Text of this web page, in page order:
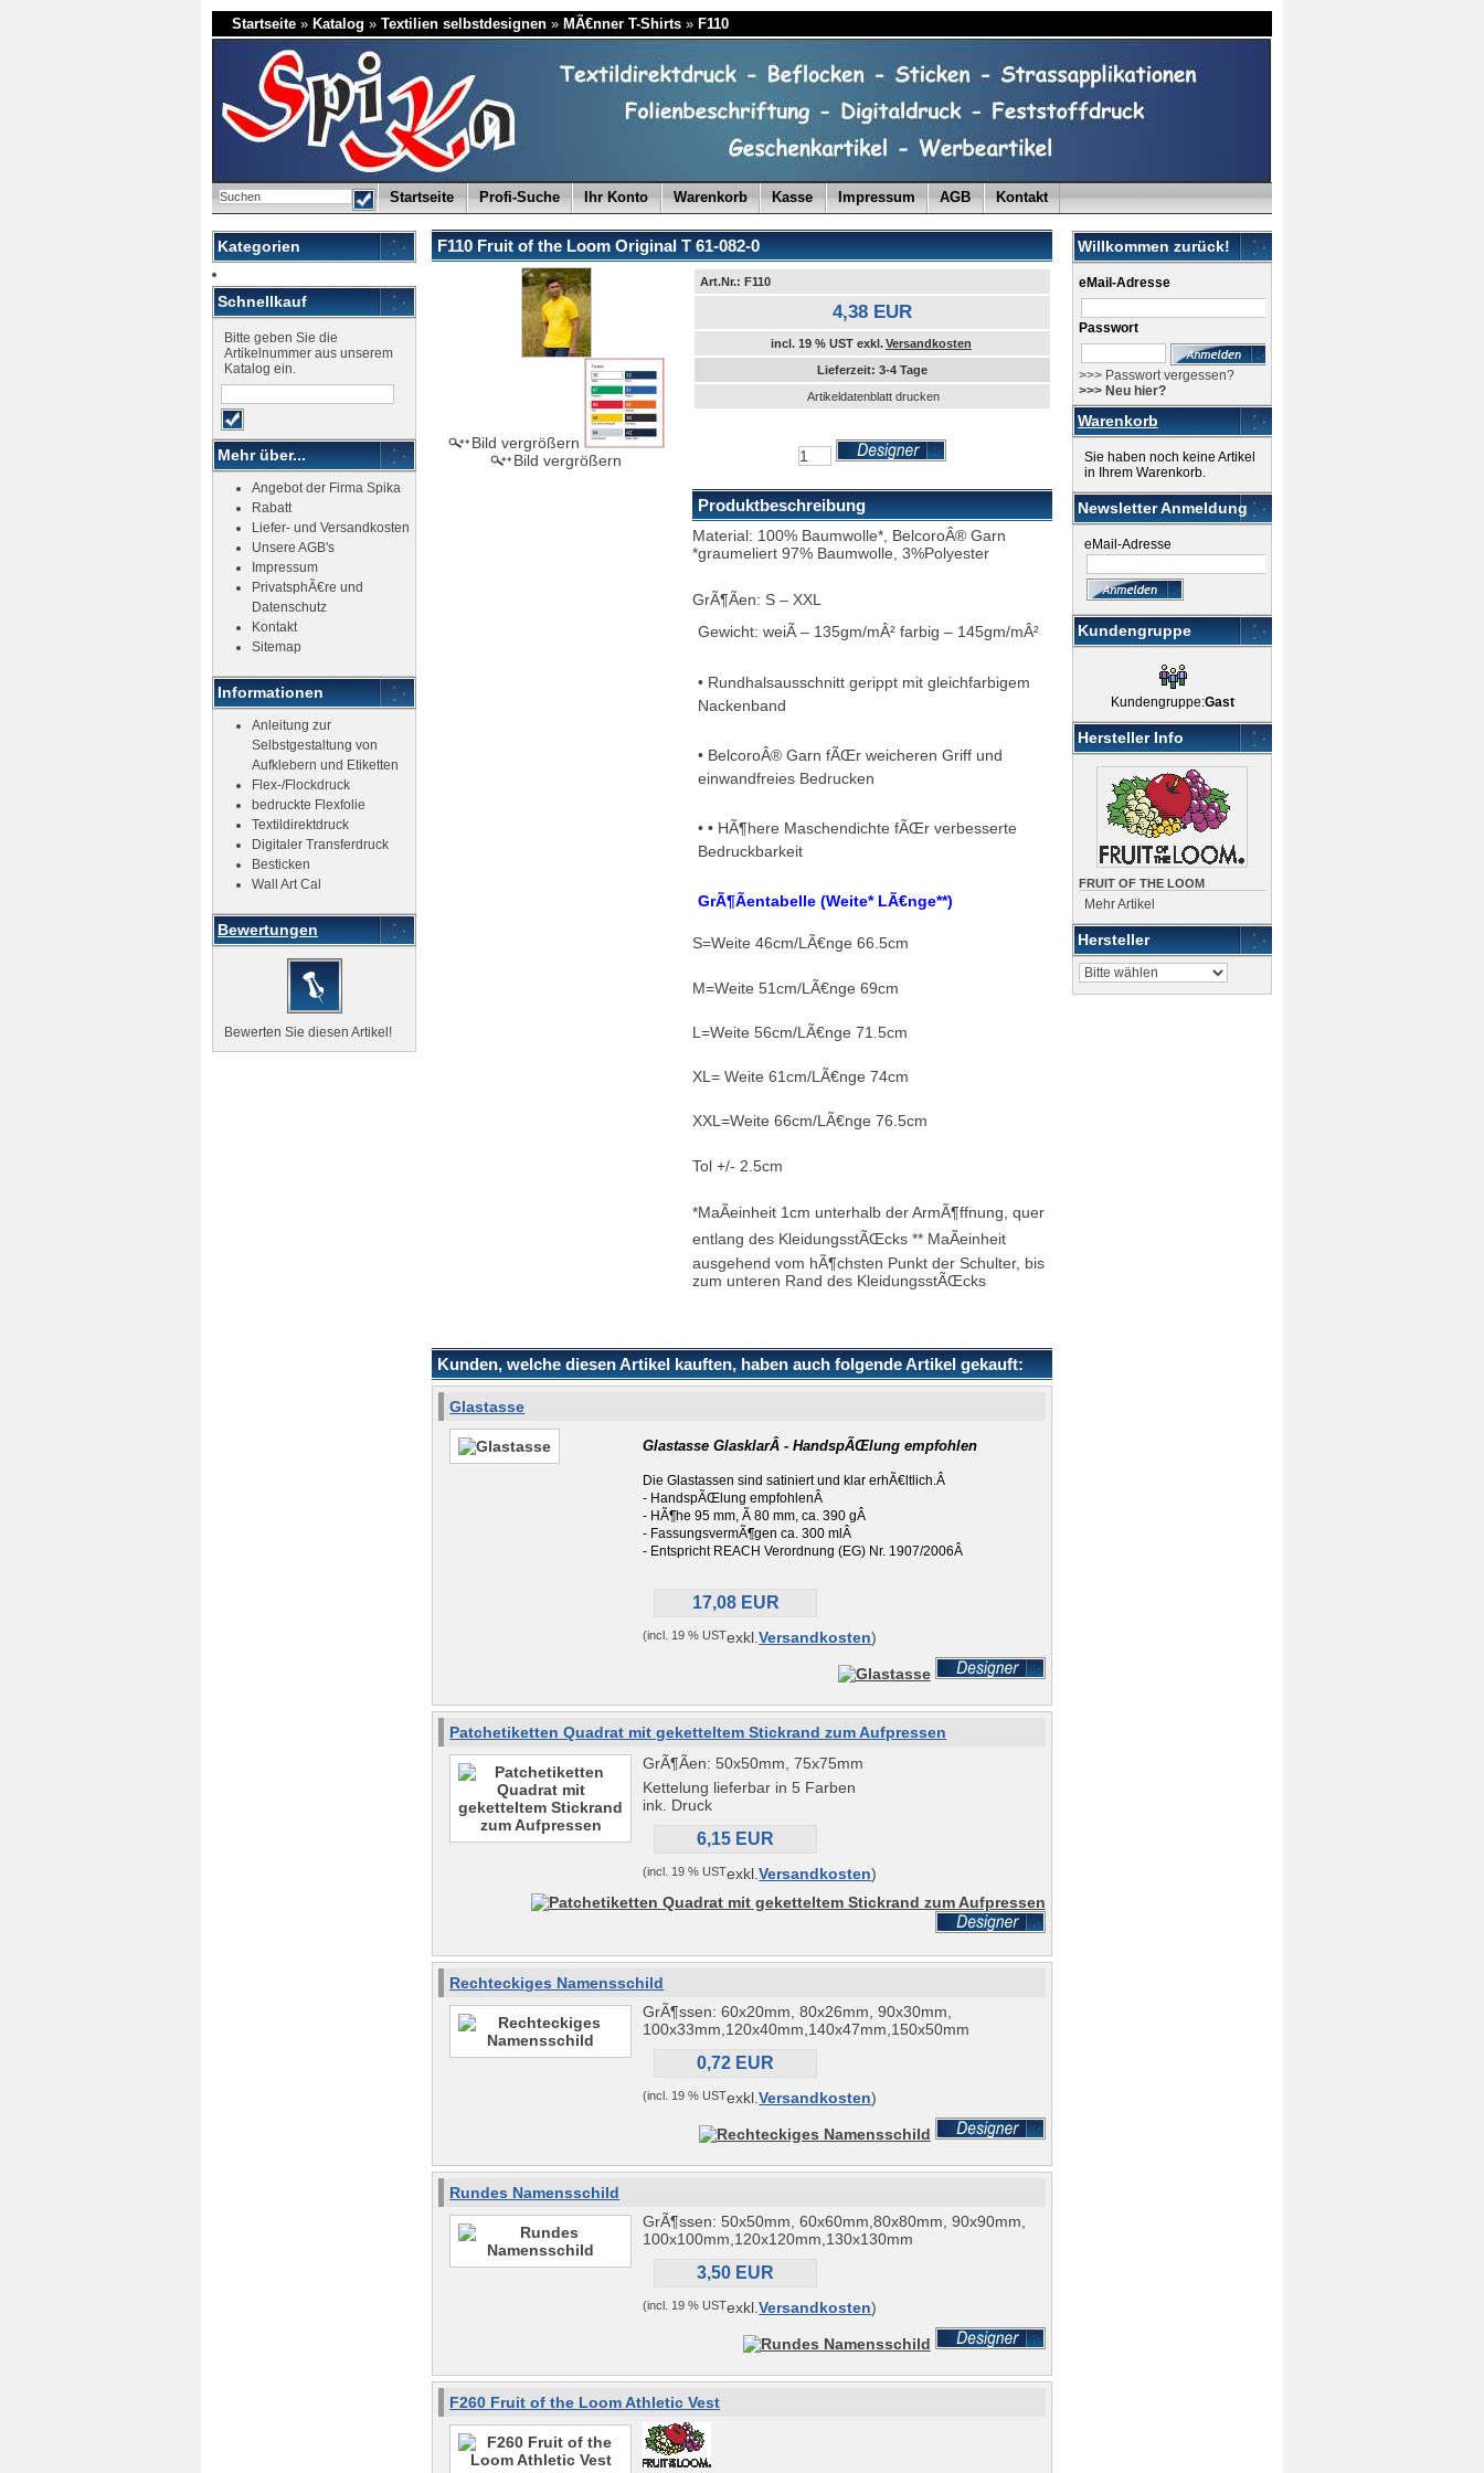
Startseite » Katalog » Textilien selbstdesignen » MÃ€nner T-Shirts » F110
Startseite Profi-Suche Ihr Konto Warenkorb Kasse Impressum AGB Kontakt
Kategorien
Schnellkauf
Bitte geben Sie die
Artikelnummer aus unserem
Katalog ein.
Mehr über...
Angebot der Firma Spika
Rabatt
Liefer- und Versandkosten
Unsere AGB's
Impressum
PrivatsphÃ€re und
Datenschutz
Kontakt
Sitemap
Informationen
Anleitung zur
Selbstgestaltung von
Aufklebern und Etiketten
Flex-/Flockdruck
bedruckte Flexfolie
Textildirektdruck
Digitaler Transferdruck
Besticken
Wall Art Cal
Bewertungen
Bewerten Sie diesen Artikel!
Willkommen zurück!
eMail-Adresse
Passwort
>>> Passwort vergessen?
>>> Neu hier?
Warenkorb
Sie haben noch keine Artikel
in Ihrem Warenkorb.
Newsletter Anmeldung
eMail-Adresse
Kundengruppe
Kundengruppe:Gast
Hersteller Info
FRUIT OF THE LOOM
Mehr Artikel
Hersteller
F110 Fruit of the Loom Original T 61-082-0
Bild vergrößern
Bild vergrößern
Art.Nr.: F110
4,38 EUR
incl. 19 % UST exkl.Versandkosten
Lieferzeit: 3-4 Tage
Artikeldatenblatt drucken
Produktbeschreibung
Material: 100% Baumwolle*, BelcoroÂ® Garn
*graumeliert 97% Baumwolle, 3%Polyester
GrÃ¶Ãen: S – XXL
Gewicht: weiÃ – 135gm/mÂ² farbig – 145gm/mÂ²
• Rundhalsausschnitt gerippt mit gleichfarbigem
Nackenband
• BelcoroÂ® Garn fÃŒr weicheren Griff und
einwandfreies Bedrucken
• • HÃ¶here Maschendichte fÃŒr verbesserte
Bedruckbarkeit
GrÃ¶Ãentabelle (Weite* LÃ€nge**)
S=Weite 46cm/LÃ€nge 66.5cm
M=Weite 51cm/LÃ€nge 69cm
L=Weite 56cm/LÃ€nge 71.5cm
XL= Weite 61cm/LÃ€nge 74cm
XXL=Weite 66cm/LÃ€nge 76.5cm
Tol +/- 2.5cm
*MaÃeinheit 1cm unterhalb der ArmÃ¶ffnung, quer
entlang des KleidungsstÃŒcks ** MaÃeinheit
ausgehend vom hÃ¶chsten Punkt der Schulter, bis
zum unteren Rand des KleidungsstÃŒcks
Kunden, welche diesen Artikel kauften, haben auch folgende Artikel gekauft:
Glastasse
Glastasse GlasklarÂ - HandspÃŒlung empfohlen
Die Glastassen sind satiniert und klar erhÃ€ltlich.Â
- HandspÃŒlung empfohlenÂ
- HÃ¶he 95 mm, Ã 80 mm, ca. 390 gÂ
- FassungsvermÃ¶gen ca. 300 mlÂ
- Entspricht REACH Verordnung (EG) Nr. 1907/2006Â
17,08 EUR
(incl. 19 % USTexkl.Versandkosten)
Patchetiketten Quadrat mit geketteltem Stickrand zum Aufpressen
GrÃ¶Ãen: 50x50mm, 75x75mm
Kettelung lieferbar in 5 Farben
ink. Druck
6,15 EUR
(incl. 19 % USTexkl.Versandkosten)
Rechteckiges Namensschild
GrÃ¶ssen: 60x20mm, 80x26mm, 90x30mm,
100x33mm,120x40mm,140x47mm,150x50mm
0,72 EUR
(incl. 19 % USTexkl.Versandkosten)
Rundes Namensschild
GrÃ¶ssen: 50x50mm, 60x60mm,80x80mm, 90x90mm,
100x100mm,120x120mm,130x130mm
3,50 EUR
(incl. 19 % USTexkl.Versandkosten)
F260 Fruit of the Loom Athletic Vest